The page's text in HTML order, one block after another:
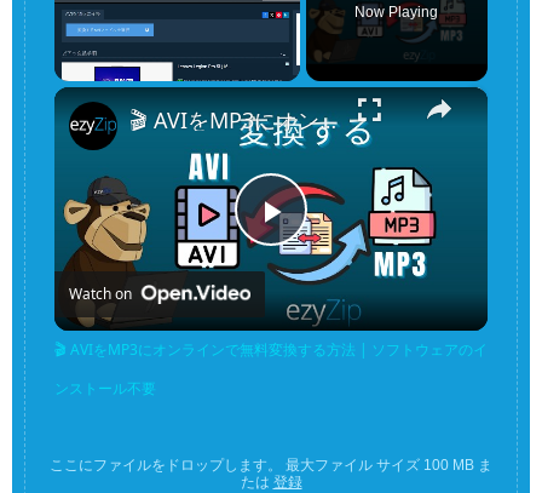
Now Playing
×
Play
Video
🎬 AVIをMP3にオンラインで無料変換する方法 | ソフトウェアのインストール不要
Watch on
🎬 AVIをMP3にオンラインで無料変換する方法 | ソフトウェアのイ
ンストール不要
ここにファイルをドロップします。 最大ファイル サイズ 100 MB ま
たは 登録